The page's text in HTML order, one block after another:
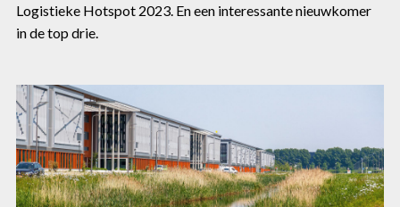
Logistieke Hotspot 2023. En een interessante nieuwkomer
in de top drie.